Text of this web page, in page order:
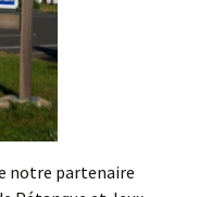
notre partenaire